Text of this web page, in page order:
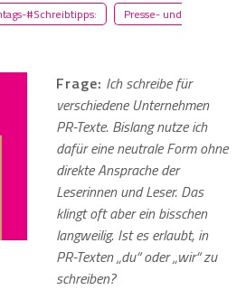
#Schreibtipps:
Presse- und
Frage: Ich schreibe für
verschiedene Unternehmen
PR-Texte. Bislang nutze ich
dafür eine neutrale Form ohne
direkte Ansprache der
Leserinnen und Leser. Das
klingt oft aber ein bisschen
langweilig. Ist es erlaubt, in
PR-Texten „du“ oder „wir“ zu
schreiben?